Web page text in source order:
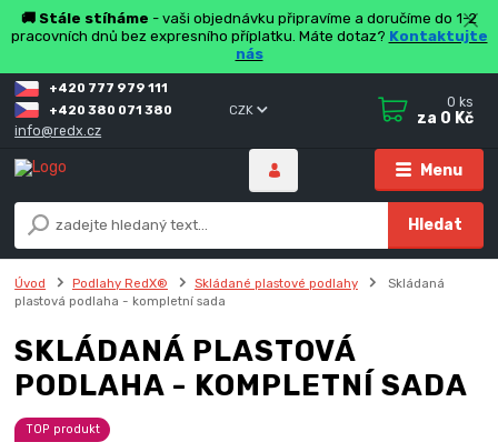
🚚 Stále stíháme - vaši objednávku připravíme a doručíme do 1-2
pracovních dnů bez expresního příplatku. Máte dotaz? Kontaktujte
nás
Menu
CZK
Hledat
+420 777 979 111
+420 380 071 380
info@redx.cz
0 ks
za 0 Kč
Úvod Podlahy RedX® Skládané plastové podlahy
Skládaná
plastová podlaha - kompletní sada
SKLÁDANÁ PLASTOVÁ
PODLAHA - KOMPLETNÍ SADA
TOP produkt